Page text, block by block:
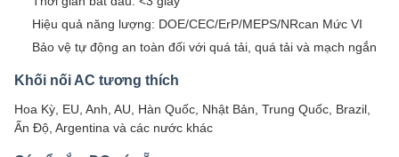
Hiệu quả năng lượng: DOE/CEC/ErP/MEPS/NRcan Mức VI
Bảo vệ tự động an toàn đối với quá tải, quá tải và mạch ngắn
Khối nối AC tương thích
Hoa Kỳ, EU, Anh, AU, Hàn Quốc, Nhật Bản, Trung Quốc, Brazil,
Ấn Độ, Argentina và các nước khác